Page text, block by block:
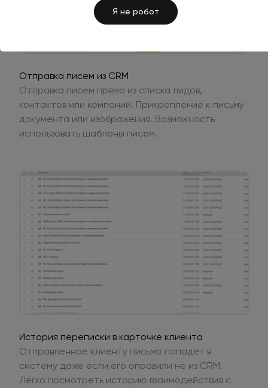
Я не робот
Отправка писем из CRM
Отправка писем прямо из списка лидов,
контактов или компаний. Прикрепление к письму
документа или изображения. Возможность
использовать шаблоны писем.
История переписки в карточке клиента
Отправленное клиенту письмо попадет в
систему даже если его оправили не из CRM.
Легко посмотреть историю взаимодействия с